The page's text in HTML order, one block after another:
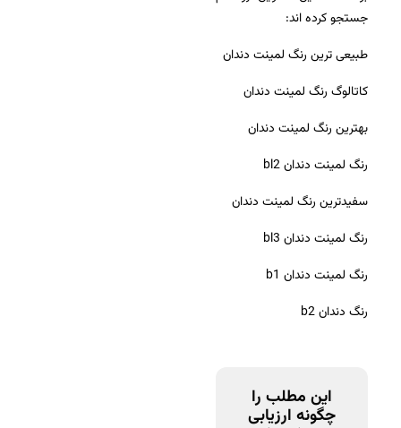
جستجو کرده اند:
طبیعی ترین رنگ لمینت دندان
کاتالوگ رنگ لمینت دندان
بهترین رنگ لمینت دندان
رنگ لمینت دندان bl2
سفیدترین رنگ لمینت دندان
رنگ لمینت دندان bl3
رنگ لمینت دندان b1
رنگ دندان b2
این مطلب را
چگونه ارزیابی